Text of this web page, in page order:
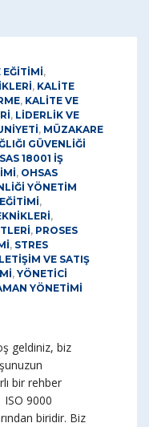
EĞİTİMİ,
, KALİTE
, KALİTE VE
, LİDERLİK VE
, MÜZAKARE
GÜVENLİĞİ
18001 İŞ
, OHSAS
YÖNETİM
,
,
, PROSES
, STRES
VE SATIŞ
, YÖNETİCİ
YÖNETİMİ
geldiniz, biz
bir rehber
ISO 9000
biridir. Biz